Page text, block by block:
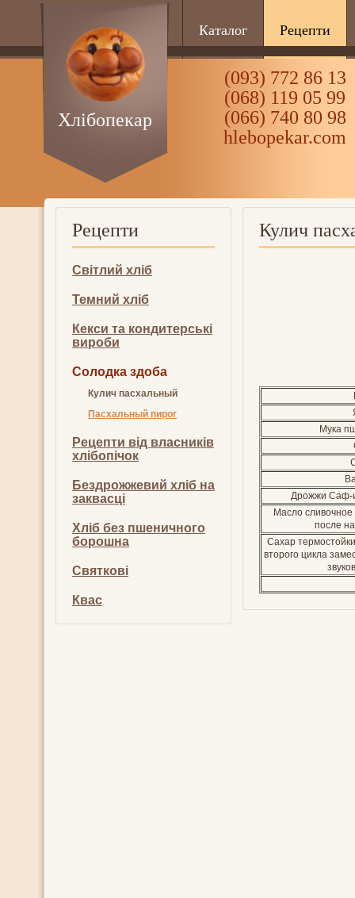
Каталог Рецепти
(093) 772 86 13
(068) 119 05 99
(066) 740 80 98
hlebopekar.com
Хлібопекар
Рецепти
Світлий хліб
Темний хліб
Кекси та кондитерські
вироби
Солодка здоба
Кулич пасхальный
Пасхальный пирог
Рецепти від власників
хлібопічок
Бездрожжевий хліб на
заквасці
Хліб без пшеничного
борошна
Святкові
Квас
Кулич
Мука
Дрожжи Саф-
Масло
после
Сахар
второго цикла